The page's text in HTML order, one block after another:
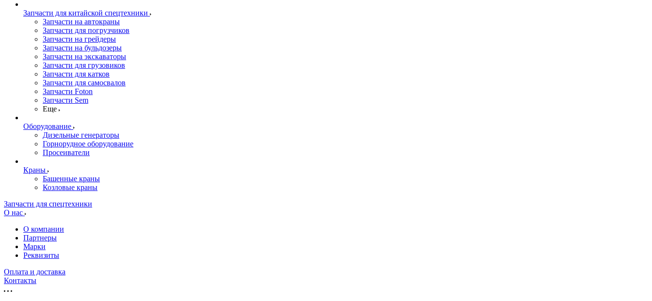
Запчасти для китайской спецтехники
Запчасти на автокраны
Запчасти для погрузчиков
Запчасти на грейдеры
Запчасти на бульдозеры
Запчасти на экскаваторы
Запчасти для грузовиков
Запчасти для катков
Запчасти для самосвалов
Запчасти Foton
Запчасти Sem
Еще
Оборудование
Дизельные генераторы
Горнорудное оборудование
Просеиватели
Краны
Башенные краны
Козловые краны
Запчасти для спецтехники
О нас
О компании
Партнеры
Марки
Реквизиты
Оплата и доставка
Контакты